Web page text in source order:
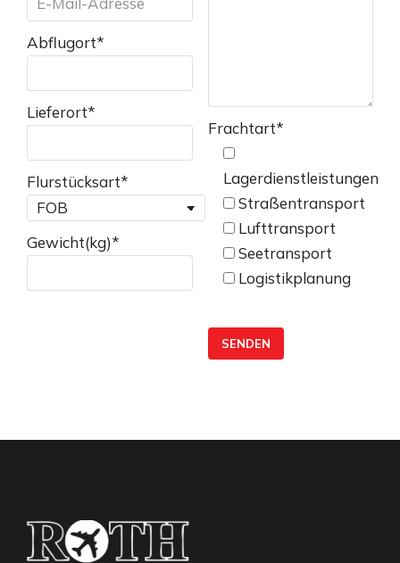
Abflugort*
Lieferort*
Flurstücksart*
Gewicht(kg)*
Frachtart*
Lagerdienstleistungen
Straßentransport
Lufttransport
Seetransport
Logistikplanung